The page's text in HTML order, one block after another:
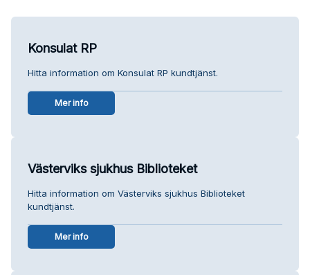
Konsulat RP
Hitta information om Konsulat RP kundtjänst.
Mer info
Västerviks sjukhus Biblioteket
Hitta information om Västerviks sjukhus Biblioteket
kundtjänst.
Mer info